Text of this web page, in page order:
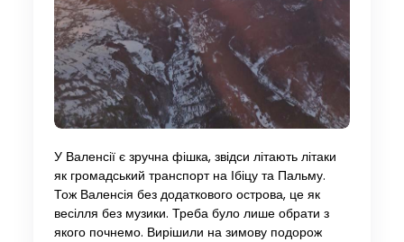
У Валенсії є зручна фішка, звідси літають літаки
як громадський транспорт на Ібіцу та Пальму.
Тож Валенсія без додаткового острова, це як
весілля без музики. Треба було лише обрати з
якого почнемо. Вирішили на зимову подорож